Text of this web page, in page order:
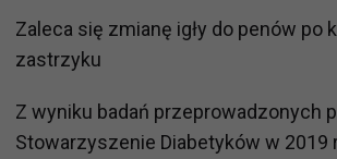
Zaleca się zmianę igły do penów po
zastrzyku
Z wyniku badań przeprowadzonych
Stowarzyszenie Diabetyków w 2019